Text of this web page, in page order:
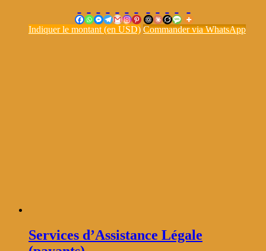
Indiquer le montant (en USD) Commander via WhatsApp
Services d’Assistance Légale